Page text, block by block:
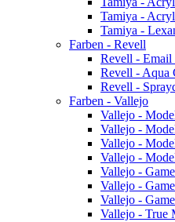
Tamiya -
Tamiya -
Farben - Revell
Revell - Email
Revell - Aqua
Revell -
Farben - Vallejo
Vallejo -
Vallejo -
Vallejo -
Vallejo -
Vallejo -
Vallejo -
Vallejo -
Vallejo - True